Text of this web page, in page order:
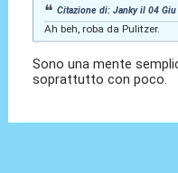
Citazione di: Janky il 04
Ah beh, roba da Pulitzer.
Sono una mente
soprattutto con poco.